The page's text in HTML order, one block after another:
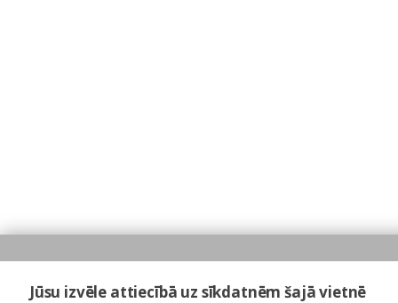
Jūsu izvēle attiecībā uz sīkdatnēm šajā vietnē